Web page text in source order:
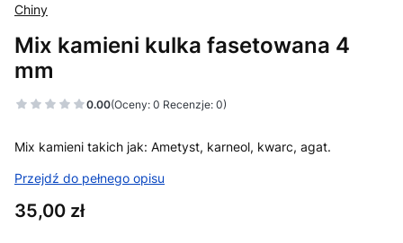
Chiny
Mix kamieni kulka fasetowana 4
mm
0.00(Oceny: 0 Recenzje: 0)
Mix kamieni takich jak: Ametyst, karneol, kwarc, agat.
Przejdź do pełnego opisu
Cena
35,00 zł